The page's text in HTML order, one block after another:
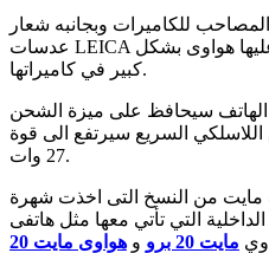
للكاميرات وبجانبه شعار
عدسات LEICA الألمانية الشهيرة والتى تعتمد عليها هواوى بشكل
كبير في كاميراتها.
سيحافظ على ميزة الشحن
الشحن اللاسلكي السريع سيرتفع الى قوة
27 وات.
مايت من النسخ التى اخذت شهرة
التي تأتي معها مثل هاتفى
مايت 20 برو و هواوى مايت 20